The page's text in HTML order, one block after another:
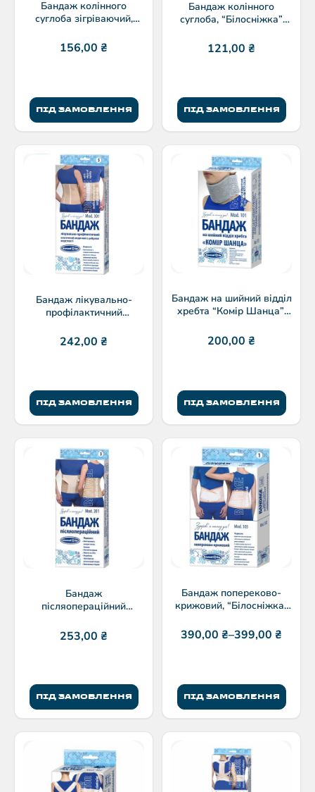
Бандаж колінного
суглоба зігріваючий,
156,00 ₴
ПІД ЗАМОВЛЕННЯ
Бандаж колінного
суглоба, “Білосніжка”
121,00 ₴
ПІД ЗАМОВЛЕННЯ
Бандаж лікувально-
профілактичний
ребрами жорсткості,
“Білосніжка” модель 301
242,00 ₴
ПІД ЗАМОВЛЕННЯ
Бандаж на шийний відділ
хребта “Комір Шанца”,
200,00 ₴
ПІД ЗАМОВЛЕННЯ
Бандаж
післяопераційний
253,00 ₴
ПІД ЗАМОВЛЕННЯ
Бандаж попереково-
крижовий, “Білосніжка”
390,00 ₴–399,00 ₴
ПІД ЗАМОВЛЕННЯ